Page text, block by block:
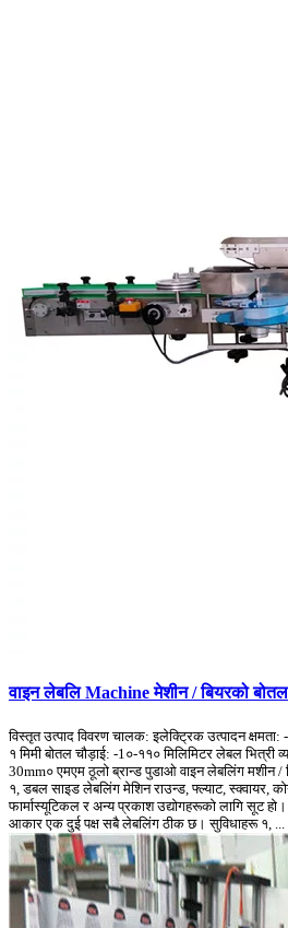
वाइन लेबलि Machine मेशीन / बियरको
विस्तृत उत्पाद विवरण चालक: इलेक्ट्रिक उत्पादन
१ मिमी बोतल चौड़ाई: -1०-११० मिलिमिटर लेबल भित्री
30mm० एमएम ठूलो ब्रान्ड पुडाओ वाइन लेबलिंग मशीन
१, डबल साइड लेबलिंग मेशिन राउन्ड, फ्ल्याट, स्क्वायर,
फार्मास्यूटिकल र अन्य प्रकाश उद्योगहरूको लागि सूट
आकार एक दुई पक्ष सबै लेबलिंग ठीक छ। सुविधाहरू १, ...